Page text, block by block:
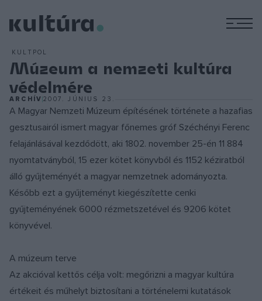
KULTPOL
Múzeum a nemzeti kultúra
védelmére
ARCHÍV2007. JÚNIUS 23.
A Magyar Nemzeti Múzeum építésének története a hazafias
gesztusairól ismert magyar főnemes gróf Széchényi Ferenc
felajánlásával kezdődött, aki 1802. november 25-én 11 884
nyomtatványból, 15 ezer kötet könyvből és 1152 kéziratból
álló gyűjteményét a magyar nemzetnek adományozta.
Később ezt a gyűjteményt kiegészítette cenki
gyűjteményének 6000 rézmetszetével és 9206 kötet
könyvével.
A múzeum terve
Az akcióval kettős célja volt: megőrizni a magyar kultúra
értékeit és műhelyt biztosítani a történelemi kutatások